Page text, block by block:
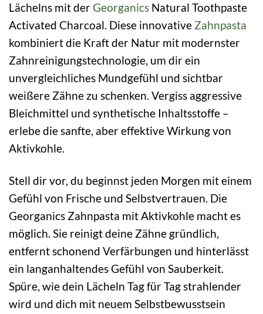
Lächelns mit der Georganics Natural Toothpaste
Activated Charcoal. Diese innovative Zahnpasta
kombiniert die Kraft der Natur mit modernster
Zahnreinigungstechnologie, um dir ein
unvergleichliches Mundgefühl und sichtbar
weißere Zähne zu schenken. Vergiss aggressive
Bleichmittel und synthetische Inhaltsstoffe –
erlebe die sanfte, aber effektive Wirkung von
Aktivkohle.
Stell dir vor, du beginnst jeden Morgen mit einem
Gefühl von Frische und Selbstvertrauen. Die
Georganics Zahnpasta mit Aktivkohle macht es
möglich. Sie reinigt deine Zähne gründlich,
entfernt schonend Verfärbungen und hinterlässt
ein langanhaltendes Gefühl von Sauberkeit.
Spüre, wie dein Lächeln Tag für Tag strahlender
wird und dich mit neuem Selbstbewusstsein